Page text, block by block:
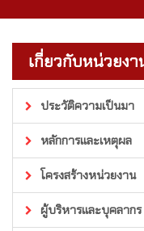
เกี่ยวกับหน่วยงา
ประวัติความเป็นมา
หลักการและเหตุผล
โครงสร้างหน่วยงาน
ผู้บริหารและบุคลากร